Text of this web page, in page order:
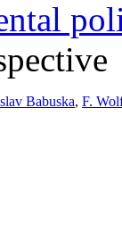
Babuska, F.